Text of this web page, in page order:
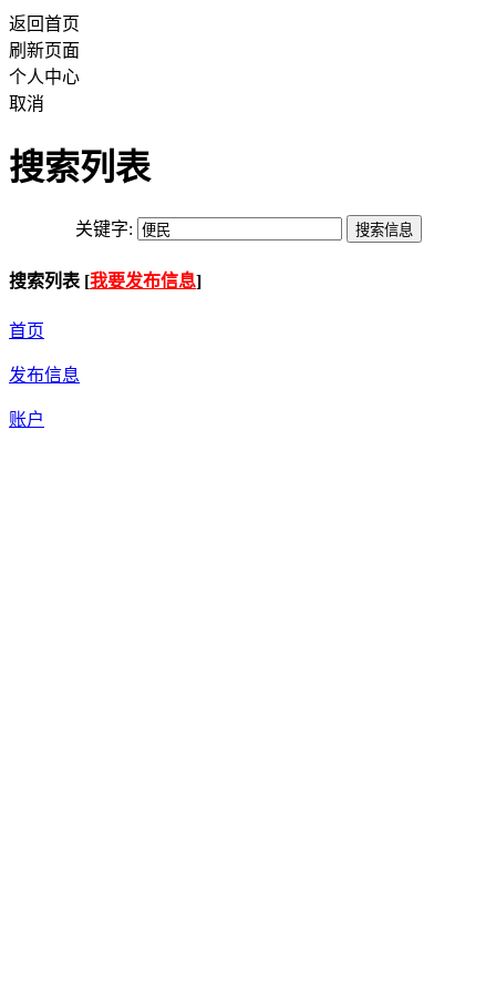
返回首页
刷新页面
个人中心
取消
搜索列表
关键字:
搜索列表 [我要发布信息]
首页
发布信息
账户